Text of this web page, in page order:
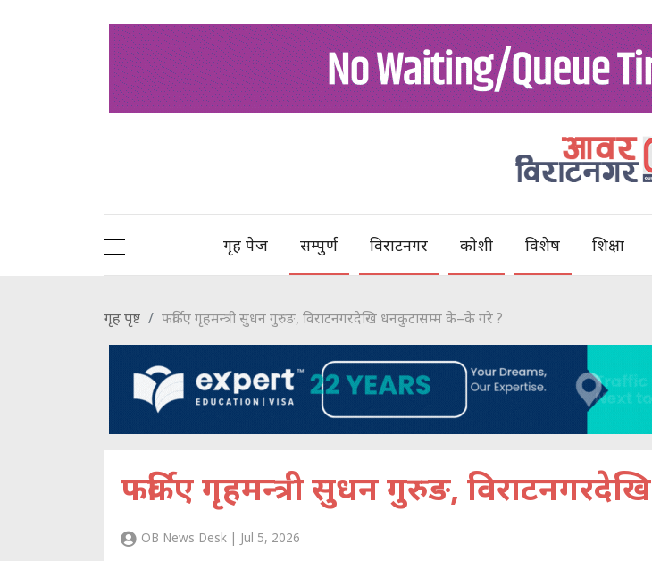
गृह पेज सम्पुर्ण विराटनगर कोशी विशेष शिक्षा
गृह पृष्ट फर्किए गृहमन्त्री सुधन गुरुङ, विराटनगरदेखि धनकुटासम्म के–के गरे ?
फर्किए गृहमन्त्री सुधन गुरुङ, विराटनगरदेखि
OB News Desk | Jul 5, 2026